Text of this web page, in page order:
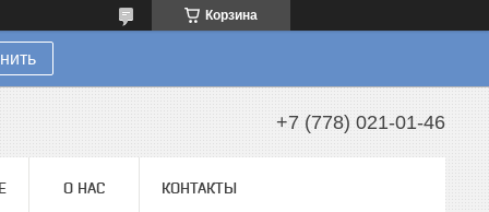
Корзина
+7 (778) 021-01-46
О НАС КОНТАКТЫ